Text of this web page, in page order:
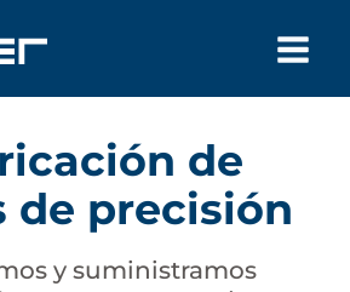
de
de precisión
y suministramos